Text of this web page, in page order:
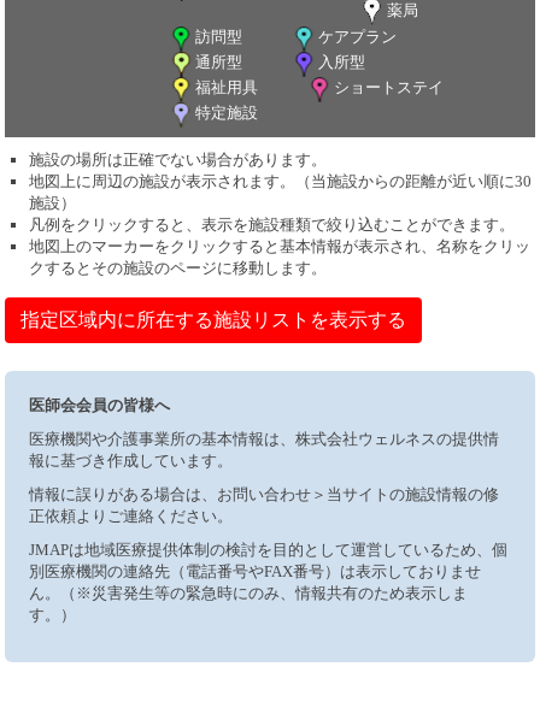
薬局
訪問型
ケアプラン
通所型
入所型
福祉用具
ショートステイ
特定施設
施設の場所は正確でない場合があります。
地図上に周辺の施設が表示されます。（当施設からの距離が近い順に30
施設）
凡例をクリックすると、表示を施設種類で絞り込むことができます。
地図上のマーカーをクリックすると基本情報が表示され、名称をクリッ
クするとその施設のページに移動します。
指定区域内に所在する施設リストを表示する
医師会会員の皆様へ
医療機関や介護事業所の基本情報は、株式会社ウェルネスの提供情
報に基づき作成しています。
情報に誤りがある場合は、お問い合わせ＞当サイトの施設情報の修
正依頼よりご連絡ください。
JMAPは地域医療提供体制の検討を目的として運営しているため、個
別医療機関の連絡先（電話番号やFAX番号）は表示しておりませ
ん。（※災害発生等の緊急時にのみ、情報共有のため表示しま
す。）